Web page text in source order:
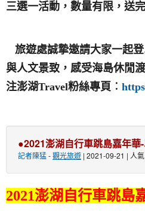
三選一活動，數量有限，送
旅遊處誠摯邀請大家一起
與人文景致，感受海島休閒
注澎湖Travel粉絲專頁︰
●2021澎湖自行車跳島嘉年
記者陳猛-觀光旅遊 | 2021-09-21 | 人
2021澎湖自行車跳島